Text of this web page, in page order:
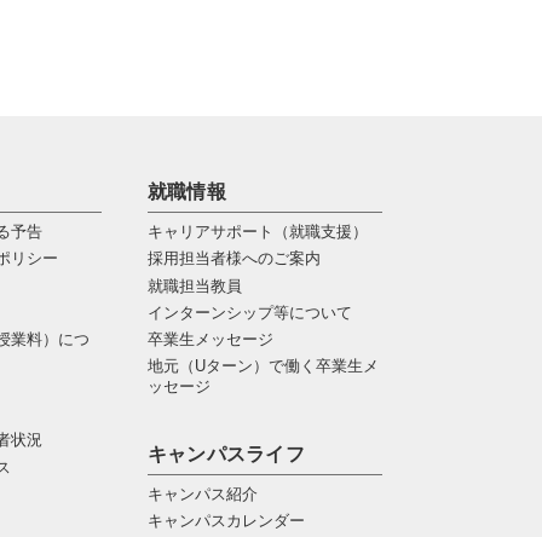
予告
リシー
業料）につ
状況
就職情報
キャリアサポート（就職支援）
採用担当者様へのご案内
就職担当教員
インターンシップ等について
卒業生メッセージ
地元（Uターン）で働く卒業生メ
ッセージ
キャンパスライフ
キャンパス紹介
キャンパスカレンダー